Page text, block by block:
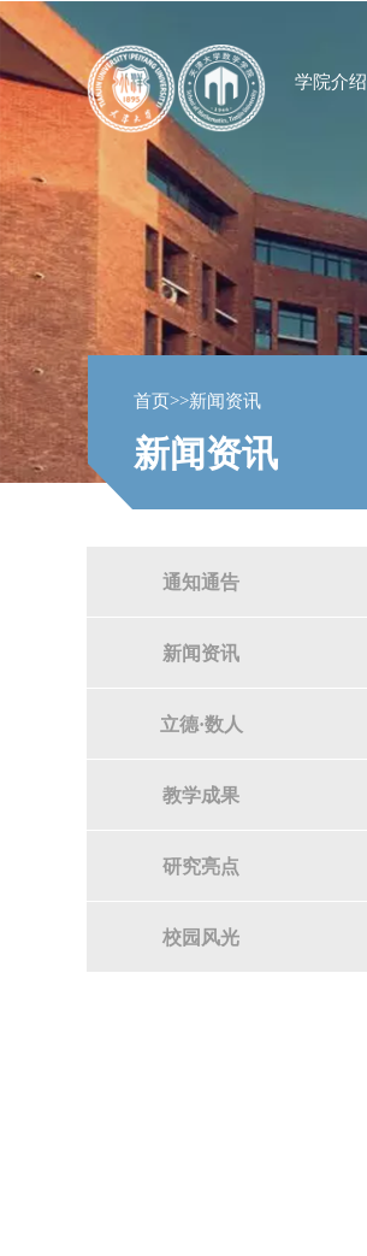
学院介绍
首页>>新闻资讯
新闻资讯
通知通告
新闻资讯
立德·数人
教学成果
研究亮点
校园风光